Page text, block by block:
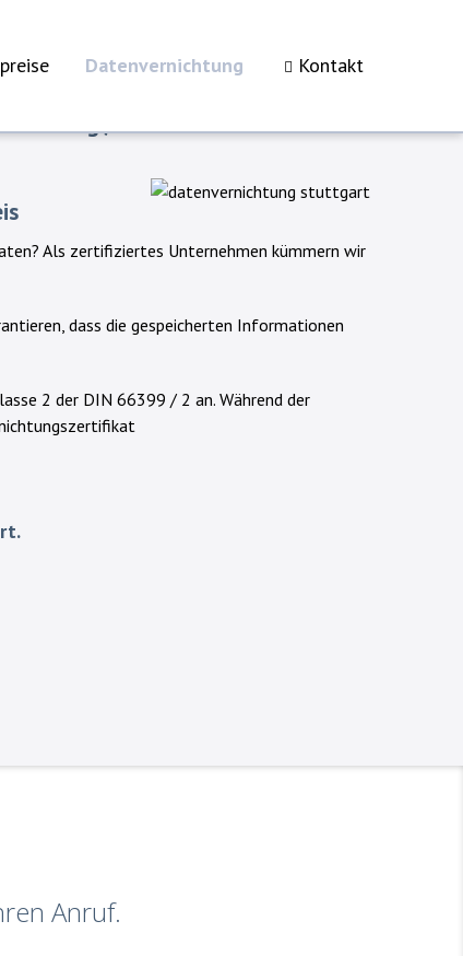
Datenvernichtung Kontakt
/ Ablauf der
Als zertifiziertes Unternehmen kümmern wir
dass die gespeicherten Informationen
2 der DIN 66399 / 2 an. Während der
Anruf.